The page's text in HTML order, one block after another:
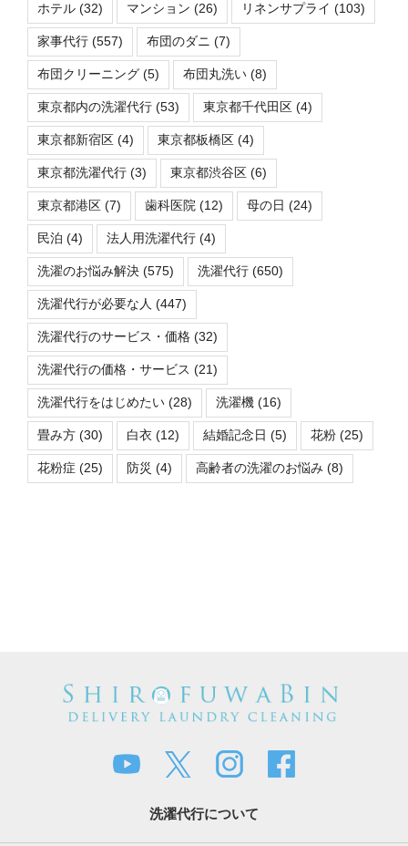
ホテル (32) マンション (26) リネンサプライ (103)
家事代行 (557) 布団のダニ (7)
布団クリーニング (5) 布団丸洗い (8)
東京都内の洗濯代行 (53) 東京都千代田区 (4)
東京都新宿区 (4) 東京都板橋区 (4)
東京都洗濯代行 (3) 東京都渋谷区 (6)
東京都港区 (7) 歯科医院 (12) 母の日 (24)
民泊 (4) 法人用洗濯代行 (4)
洗濯のお悩み解決 (575) 洗濯代行 (650)
洗濯代行が必要な人 (447)
洗濯代行のサービス・価格 (32)
洗濯代行の価格・サービス (21)
洗濯代行をはじめたい (28) 洗濯機 (16)
畳み方 (30) 白衣 (12) 結婚記念日 (5) 花粉 (25)
花粉症 (25) 防災 (4) 高齢者の洗濯のお悩み (8)
洗濯代行について